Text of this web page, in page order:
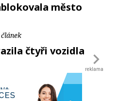
město
čtyři vozidla